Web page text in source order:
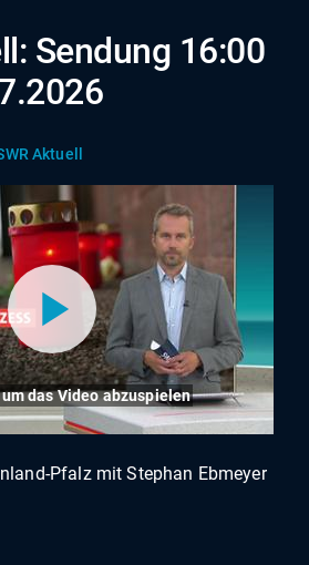
Sendung 16:00
Aktuell
das Video abzuspielen
Pfalz mit Stephan Ebmeyer